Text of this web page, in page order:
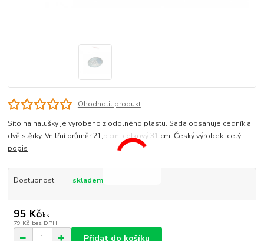
Ohodnotit produkt
Síto na halušky je vyrobeno z odolného plastu. Sada obsahuje cedník a
dvě stěrky. Vnitřní průměr 21,5 cm, celkový 31 cm. Český výrobek. celý
popis
Dostupnost skladem
95 Kč/ks
79 Kč bez DPH
Přidat do košíku